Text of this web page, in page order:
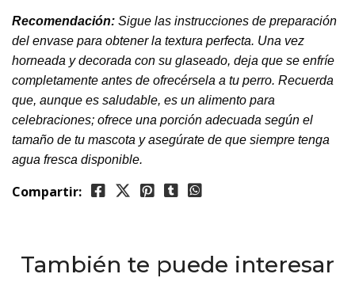
Recomendación: Sigue las instrucciones de preparación
del envase para obtener la textura perfecta. Una vez
horneada y decorada con su glaseado, deja que se enfríe
completamente antes de ofrecérsela a tu perro. Recuerda
que, aunque es saludable, es un alimento para
celebraciones; ofrece una porción adecuada según el
tamaño de tu mascota y asegúrate de que siempre tenga
agua fresca disponible.
Compartir:
También te puede interesar